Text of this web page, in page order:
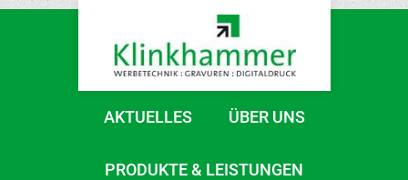
AKTUELLES ÜBER UNS
PRODUKTE & LEISTUNGEN